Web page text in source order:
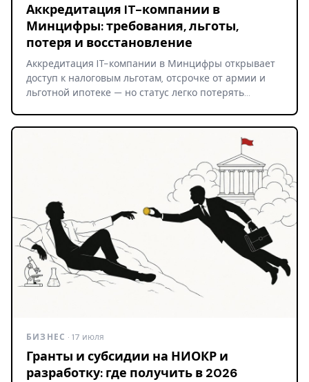
Аккредитация IT-компании в
Минцифры: требования, льготы,
потеря и восстановление
Аккредитация IT-компании в Минцифры открывает
доступ к налоговым льготам, отсрочке от армии и
льготной ипотеке — но статус легко потерять…
БИЗНЕС · 17 июля
Гранты и субсидии на НИОКР и
разработку: где получить в 2026